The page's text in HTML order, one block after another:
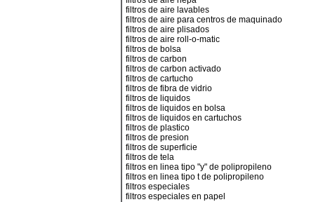
filtros de aire lavables
filtros de aire para centros de maquinado
filtros de aire plisados
filtros de aire roll-o-matic
filtros de bolsa
filtros de carbon
filtros de carbon activado
filtros de cartucho
filtros de fibra de vidrio
filtros de liquidos
filtros de liquidos en bolsa
filtros de liquidos en cartuchos
filtros de plastico
filtros de presion
filtros de superficie
filtros de tela
filtros en linea tipo "y" de polipropileno
filtros en linea tipo t de polipropileno
filtros especiales
filtros especiales en papel